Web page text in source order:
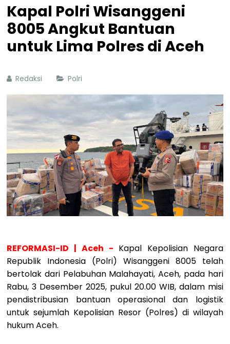
Kapal Polri Wisanggeni
8005 Angkut Bantuan
untuk Lima Polres di Aceh
Redaksi Polri
REFORMASI-ID | Aceh - Kapal Kepolisian Negara
Republik Indonesia (Polri) Wisanggeni 8005 telah
bertolak dari Pelabuhan Malahayati, Aceh, pada hari
Rabu, 3 Desember 2025, pukul 20.00 WIB, dalam misi
pendistribusian bantuan operasional dan logistik
untuk sejumlah Kepolisian Resor (Polres) di wilayah
hukum Aceh.